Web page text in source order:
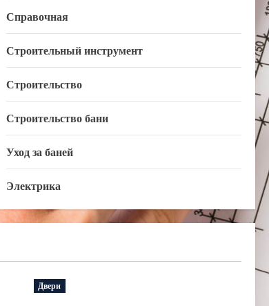
Справочная
Строительный инструмент
Строительство
Строительство бани
Уход за баней
Электрика
Двери